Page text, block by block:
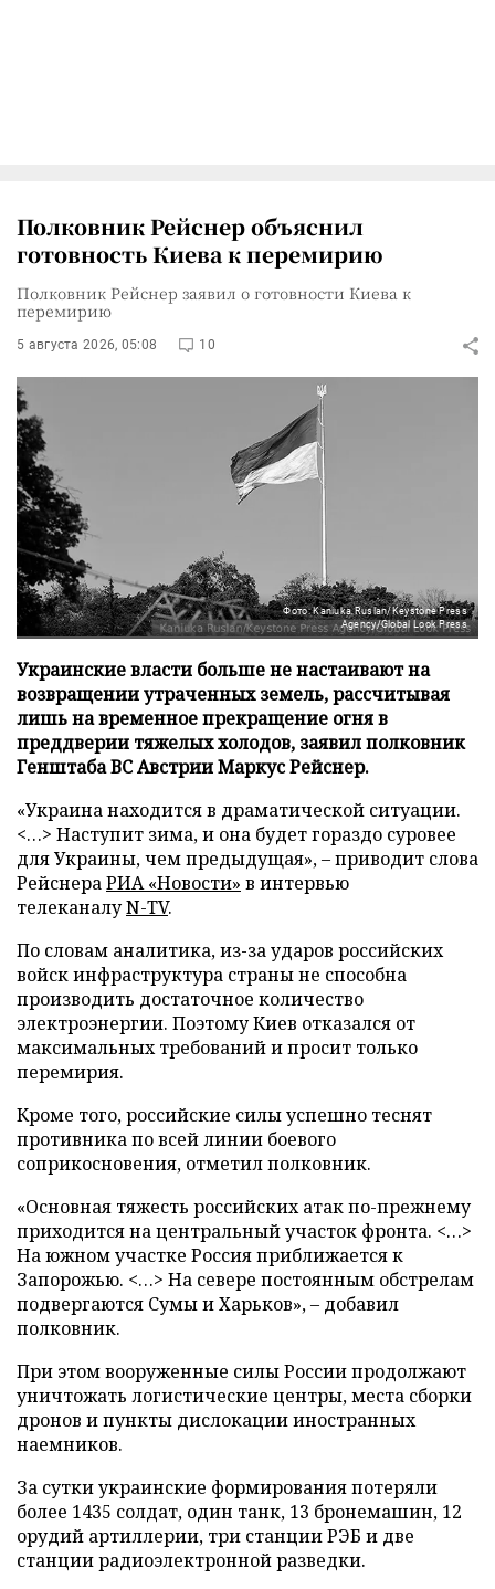
Полковник Рейснер объяснил
готовность Киева к перемирию
Полковник Рейснер заявил о готовности Киева к
перемирию
5 августа 2026, 05:08 10
Фото: Kaniuka Ruslan/Keystone Press
Agency/Global Look Press
Украинские власти больше не настаивают на
возвращении утраченных земель, рассчитывая
лишь на временное прекращение огня в
преддверии тяжелых холодов, заявил полковник
Генштаба ВС Австрии Маркус Рейснер.
«Украина находится в драматической ситуации.
<…> Наступит зима, и она будет гораздо суровее
для Украины, чем предыдущая», – приводит слова
РейснераРИА «Новости» в интервью
телеканалуN-TV.
По словам аналитика, из-за ударов российских
войск инфраструктура страны не способна
производить достаточное количество
электроэнергии. Поэтому Киев отказался от
максимальных требований и просит только
перемирия.
Кроме того, российские силы успешно теснят
противника по всей линии боевого
соприкосновения, отметил полковник.
«Основная тяжесть российских атак по-прежнему
приходится на центральный участок фронта. <…>
На южном участке Россия приближается к
Запорожью. <…> На севере постоянным обстрелам
подвергаются Сумы и Харьков», – добавил
полковник.
При этом вооруженные силы России продолжают
уничтожать логистические центры, места сборки
дронов и пункты дислокации иностранных
наемников.
За сутки украинские формирования потеряли
более 1435 солдат, один танк, 13 бронемашин, 12
орудий артиллерии, три станции РЭБ и две
станции радиоэлектронной разведки.